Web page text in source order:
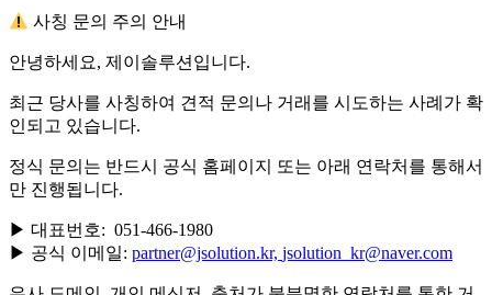
사칭 문의 주의 안내
안녕하세요, 제이솔루션입니다.
최근 당사를 사칭하여 견적 문의나 거래를 시도하는 사례가 확
인되고 있습니다.
정식 문의는 반드시 공식 홈페이지 또는 아래 연락처를 통해서
만 진행됩니다.
▶ 대표번호: 051-466-1980
▶ 공식 이메일: partner@jsolution.kr, jsolution_kr@naver.com